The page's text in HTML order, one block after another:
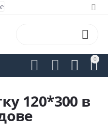
0


 

120*300 в